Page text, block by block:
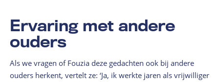
Ervaring met andere
ouders
Als we vragen of Fouzia deze gedachten ook bij andere
ouders herkent, vertelt ze: ‘Ja, ik werkte jaren als vrijwilliger